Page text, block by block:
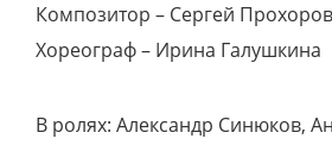
Композитор – Сергей Прохоров
Хореограф – Ирина Галушкина
В ролях: Александр Синюков,